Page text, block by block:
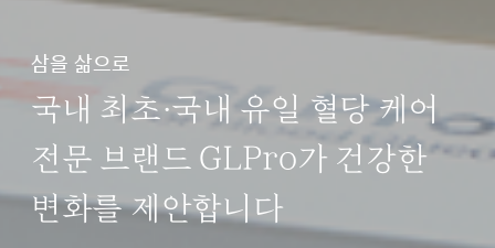
삼을 삶으로
국내 최초·국내 유일 혈당 케어
전문 브랜드 GLPro가 건강한
변화를 제안합니다